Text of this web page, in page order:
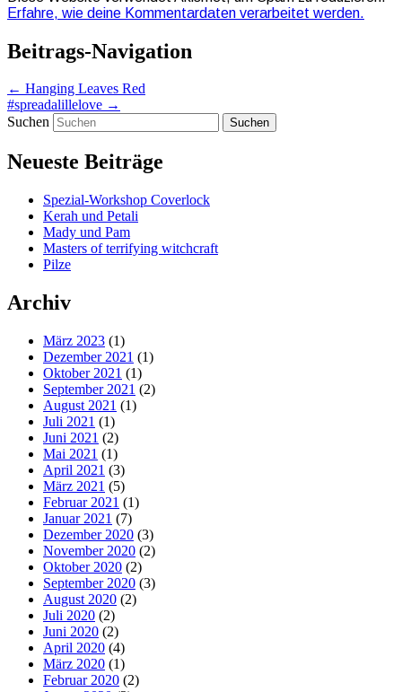
Erfahre, wie deine Kommentardaten verarbeitet werden.
Beitrags-Navigation
← Hanging Leaves Red
#spreadalillelove →
Suchen
Neueste Beiträge
Spezial-Workshop Coverlock
Kerah und Petali
Mady und Pam
Masters of terrifying witchcraft
Pilze
Archiv
März 2023 (1)
Dezember 2021 (1)
Oktober 2021 (1)
September 2021 (2)
August 2021 (1)
Juli 2021 (1)
Juni 2021 (2)
Mai 2021 (1)
April 2021 (3)
März 2021 (5)
Februar 2021 (1)
Januar 2021 (7)
Dezember 2020 (3)
November 2020 (2)
Oktober 2020 (2)
September 2020 (3)
August 2020 (2)
Juli 2020 (2)
Juni 2020 (2)
April 2020 (4)
März 2020 (1)
Februar 2020 (2)